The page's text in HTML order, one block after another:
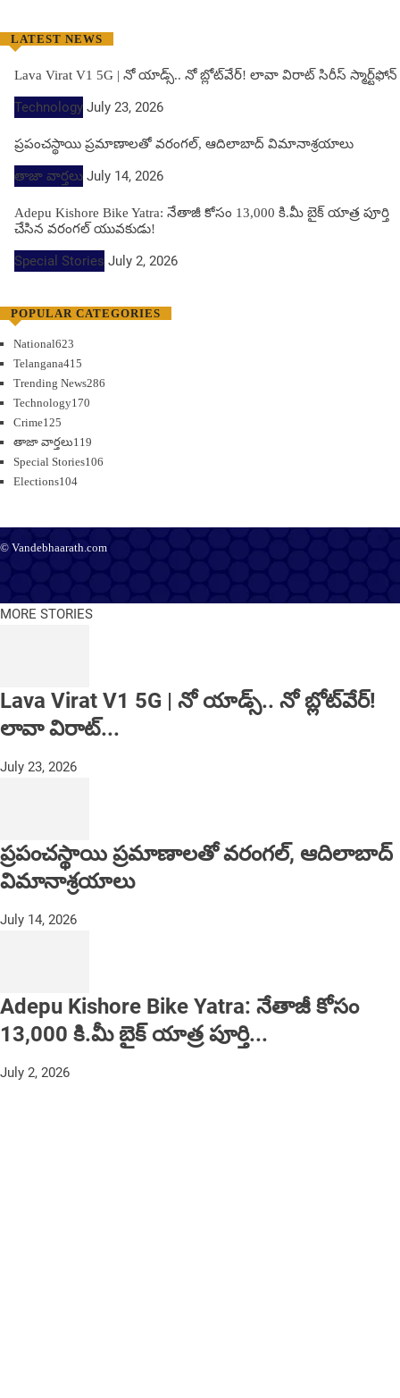
LATEST NEWS
Lava Virat V1 5G | నో యాడ్స్.. నో బ్లోట్‌వేర్! లావా విరాట్ సిరీస్ స్మార్ట్‌ఫోన్​
Technology July 23, 2026
ప్రపంచస్థాయి ప్రమాణాలతో వరంగల్, ఆదిలాబాద్ విమానాశ్రయాలు
తాజా వార్తలు July 14, 2026
Adepu Kishore Bike Yatra: నేతాజీ కోసం 13,000 కి.మీ బైక్ యాత్ర పూర్తి
చేసిన వరంగల్ యువకుడు!
Special Stories July 2, 2026
POPULAR CATEGORIES
National623
Telangana415
Trending News286
Technology170
Crime125
తాజా వార్తలు119
Special Stories106
Elections104
© Vandebhaarath.com
MORE STORIES
Lava Virat V1 5G | నో యాడ్స్.. నో బ్లోట్‌వేర్!
లావా విరాట్...
July 23, 2026
ప్రపంచస్థాయి ప్రమాణాలతో వరంగల్, ఆదిలాబాద్
విమానాశ్రయాలు
July 14, 2026
Adepu Kishore Bike Yatra: నేతాజీ కోసం
13,000 కి.మీ బైక్ యాత్ర పూర్తి...
July 2, 2026